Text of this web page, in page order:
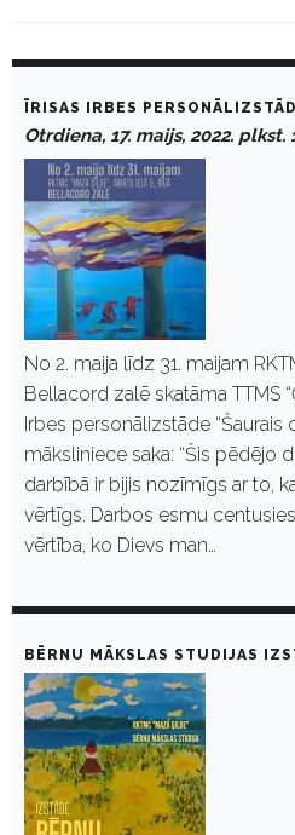
a
2
ĪRISAS IRBES
Otrdiena, 17. maijs, 2022. plkst.
No 2. maija līdz 31. maijam
Bellacord zalē skatāma TTMS
Irbes personālizstāde “Šaurais
māksliniece saka: “Šis pēdējo
darbībā ir bijis nozīmīgs ar to,
vērtīgs. Darbos esmu
vērtība, ko Dievs man…
BĒRNU MĀKSLAS STUDIJAS